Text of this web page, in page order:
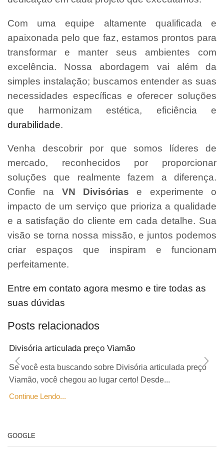
Com uma equipe altamente qualificada e
apaixonada pelo que faz, estamos prontos para
transformar e manter seus ambientes com
excelência. Nossa abordagem vai além da
simples instalação; buscamos entender as suas
necessidades específicas e oferecer soluções
que harmonizam estética, eficiência e
durabilidade.
Venha descobrir por que somos líderes de
mercado, reconhecidos por proporcionar
soluções que realmente fazem a diferença.
Confie na VN Divisórias e experimente o
impacto de um serviço que prioriza a qualidade
e a satisfação do cliente em cada detalhe. Sua
visão se torna nossa missão, e juntos podemos
criar espaços que inspiram e funcionam
perfeitamente.
Entre em contato agora mesmo e tire todas as
suas dúvidas
Posts relacionados
Divisória articulada preço Viamão
Se você esta buscando sobre Divisória articulada preço
Viamão, você chegou ao lugar certo! Desde...
Continue Lendo...
GOOGLE